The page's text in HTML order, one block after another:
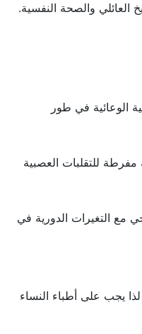
العائلي والصحة النفسية.
والقلبية الوعائية في طور
مفرطة للتقلبات العصبية
مع التغيرات الدورية في
يجب على أطباء النساء